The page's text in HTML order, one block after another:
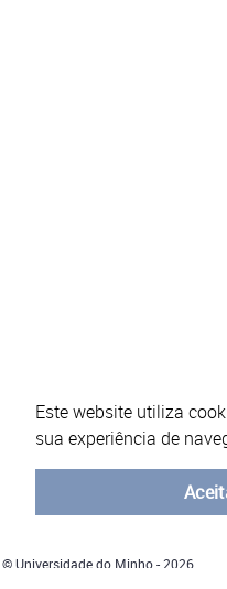
Este website utiliza
sua experiência de
© Universidade do Minho - 2026